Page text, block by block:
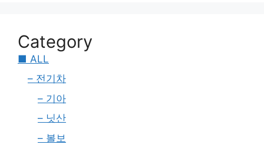
Category
■ ALL
– 전기차
– 기아
– 닛산
– 볼보